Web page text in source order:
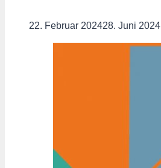
22. Februar 202428. Juni 2024